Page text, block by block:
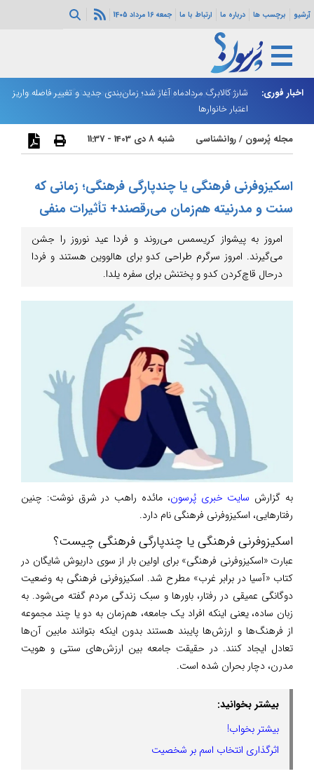
آرشیو برچسب ها درباره ما ارتباط با ما جمعه 16 مرداد 1405
اخبار فوری:
هرمز ادامه
شارژ کالابرگ مردادماه آغاز شد؛ زمان‌بندی جدید و تغییر فاصله واریز
اعتبار خانوارها
مجله پُرسون /روانشناسی شنبه 8 دی 1403 - 11:37
اسکیزوفرنی فرهنگی یا چندپارگی فرهنگی؛ زمانی که
سنت و مدرنیته هم‌زمان می‌رقصند+ تأثیرات منفی
امروز به پیشواز کریسمس می‌روند و فردا عید نوروز را جشن
می‌گیرند. امروز سرگرم طراحی کدو برای هالووین هستند و فردا
درحال قاچ‌کردن کدو و پختنش برای سفره یلدا.
به گزارش سایت خبری پُرسون، مائده راهب در شرق نوشت: چنین
رفتارهایی، اسکیزوفرنی فرهنگی نام دارد.
اسکیزوفرنی فرهنگی یا چندپارگی فرهنگی چیست؟
عبارت «اسکیزوفرنی فرهنگی» برای اولین بار از سوی داریوش شایگان در
کتاب «آسیا در برابر غرب» مطرح شد. اسکیزوفرنی فرهنگی به وضعیت
دوگانگی عمیقی در رفتار، باور‌ها و سبک زندگی مردم گفته می‌شود. به
زبان ساده، یعنی اینکه افراد یک جامعه، هم‌زمان به دو یا چند مجموعه
از فرهنگ‌ها و ارزش‌ها پایبند هستند بدون اینکه بتوانند مابین آن‌ها
تعادل ایجاد کنند. در حقیقت جامعه بین ارزش‌های سنتی و هویت
مدرن، دچار بحران شده است.
بیشتر بخوانید:
بیشتر بخواب!
اثرگذاری انتخاب اسم بر شخصیت